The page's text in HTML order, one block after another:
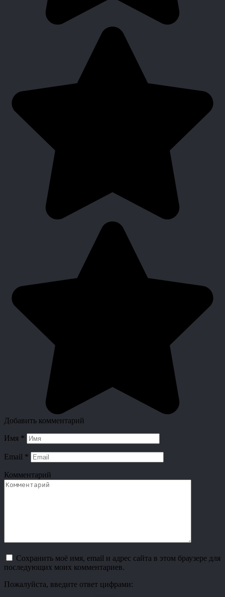
Добавить комментарий
Имя *
Email *
Комментарий
Сохранить моё имя, email и адрес сайта в этом браузере для
последующих моих комментариев.
Пожалуйста, введите ответ цифрами: